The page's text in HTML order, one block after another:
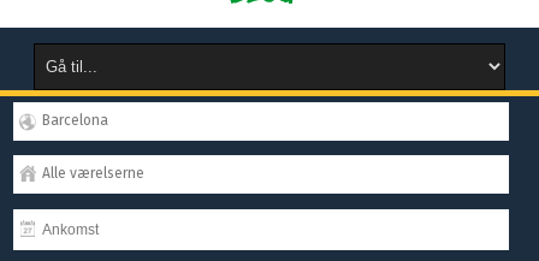
Barcelona
Alle værelserne